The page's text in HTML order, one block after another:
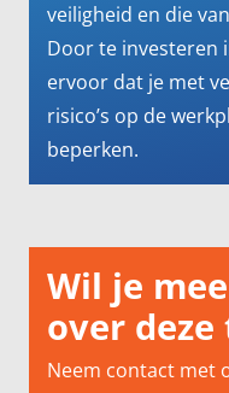
veiligheid en die
Door te investeren
ervoor dat je met
risico’s op de
beperken.
Wil je
over
Neem contact met